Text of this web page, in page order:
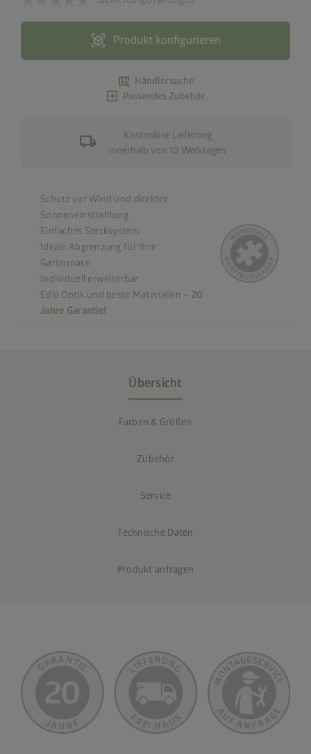
view_in_ar Produkt konfigurieren
map_search Händlersuche
add_box Passendes Zubehör
local_shipping
Kostenlose Lieferung
innerhalb von 10 Werktagen
Schutz vor Wind und direkter
Sonneneinstrahlung
Einfaches Stecksystem
Ideale Abgrenzung für Ihre
Gartenoase
Individuell erweiterbar
Edle Optik und beste Materialien – 20
Jahre Garantie!
Übersicht
Farben & Größen
Zubehör
Service
Technische Daten
Produkt anfragen